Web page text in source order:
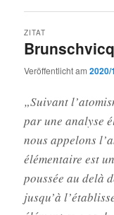
ZITAT
Veröffentlicht am2020/
„Suivant
par une analyse
nous appelons
élémentaire est
poussée au delà
jusqu’à